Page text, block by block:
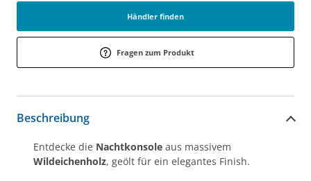
Händler finden
Fragen zum Produkt
Beschreibung
Entdecke die Nachtkonsole aus massivem
Wildeichenholz, geölt für ein elegantes Finish.